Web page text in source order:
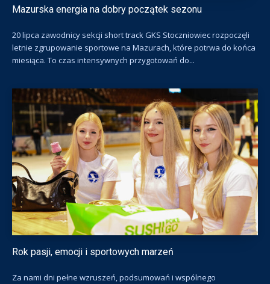
Mazurska energia na dobry początek sezonu
20 lipca zawodnicy sekcji short track GKS Stoczniowiec rozpoczęli
letnie zgrupowanie sportowe na Mazurach, które potrwa do końca
miesiąca. To czas intensywnych przygotowań do...
Rok pasji, emocji i sportowych marzeń
Za nami dni pełne wzruszeń, podsumowań i wspólnego